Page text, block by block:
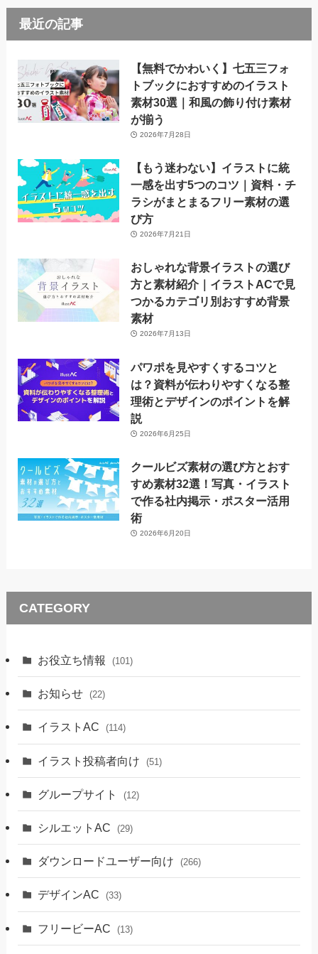
最近の記事
【無料でかわいく】七五三フォ
トブックにおすすめのイラスト
素材30選｜和風の飾り付け素材
が揃う
2026年7月28日
【もう迷わない】イラストに統
一感を出す5つのコツ｜資料・チ
ラシがまとまるフリー素材の選
び方
2026年7月21日
おしゃれな背景イラストの選び
方と素材紹介｜イラストACで見
つかるカテゴリ別おすすめ背景
素材
2026年7月13日
パワポを見やすくするコツと
は？資料が伝わりやすくなる整
理術とデザインのポイントを解
説
2026年6月25日
クールビズ素材の選び方とおす
すめ素材32選！写真・イラスト
で作る社内掲示・ポスター活用
術
2026年6月20日
CATEGORY
お役立ち情報 (101)
お知らせ (22)
イラストAC (114)
イラスト投稿者向け (51)
グループサイト (12)
シルエットAC (29)
ダウンロードユーザー向け (266)
デザインAC (33)
フリービーAC (13)